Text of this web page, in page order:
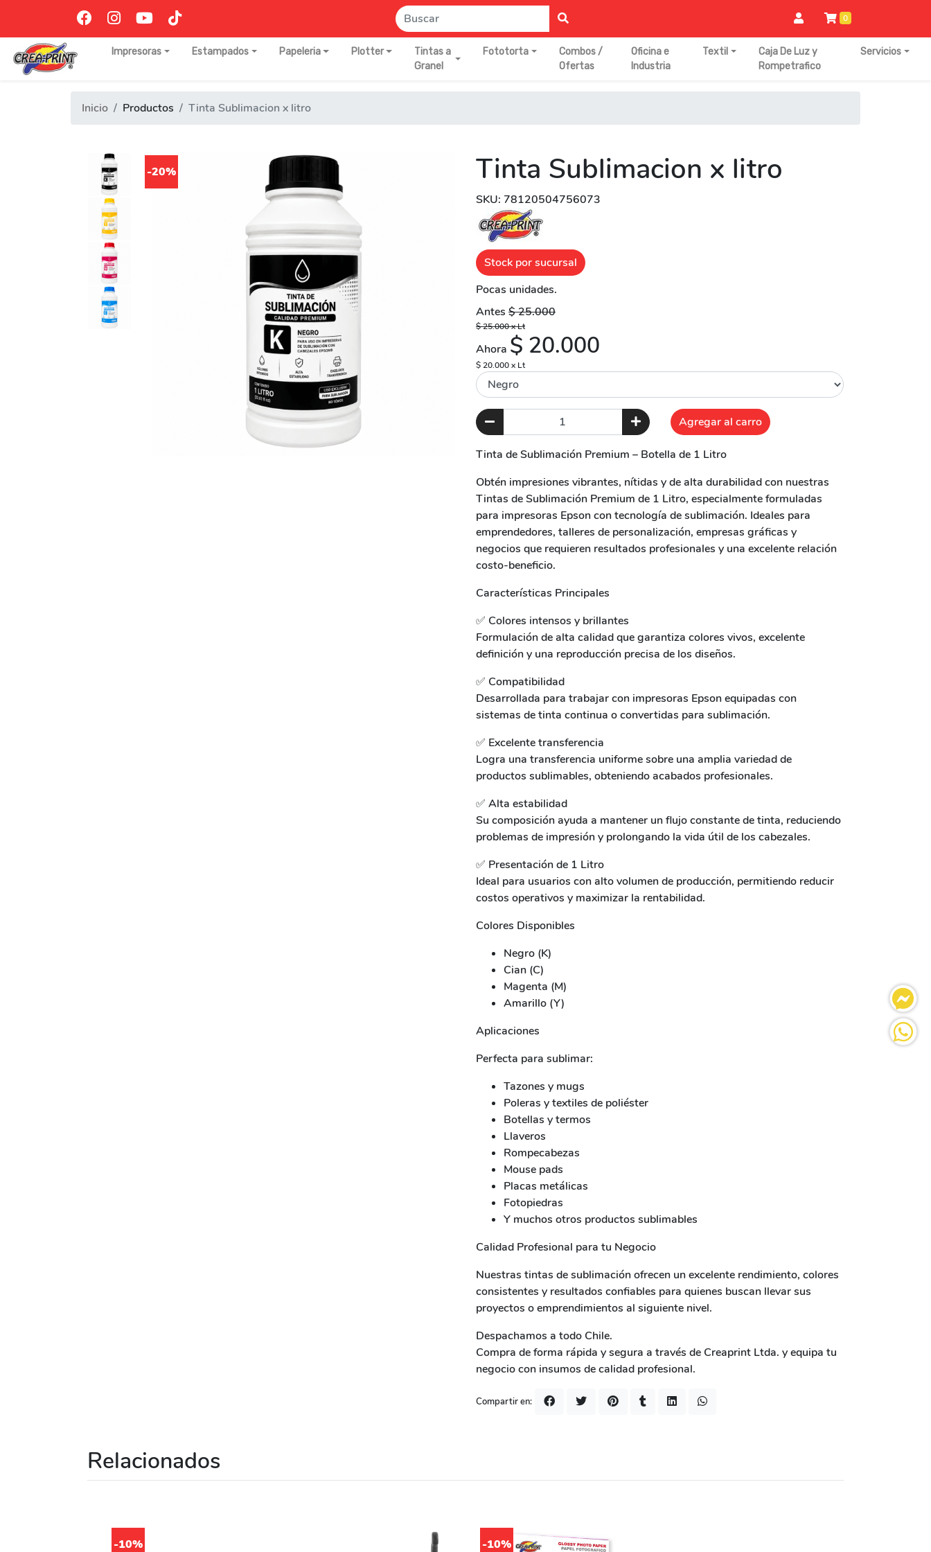
0
Impresoras Estampados Papeleria Plotter
Tintas a
Granel
Fototorta
Combos /
Ofertas
Oficina e
Industria
Textil
Caja De Luz y
Rompetrafico
Servicios
Inicio Productos Tinta Sublimacion x litro
-20% Tinta Sublimacion x litro
SKU: 78120504756073
Stock por sucursal
Pocas unidades.
Antes $ 25.000
$ 25.000 x Lt
Ahora $ 20.000
$ 20.000 x Lt
Agregar al carro
Tinta de Sublimación Premium – Botella de 1 Litro
Obtén impresiones vibrantes, nítidas y de alta durabilidad con nuestras
Tintas de Sublimación Premium de 1 Litro, especialmente formuladas
para impresoras Epson con tecnología de sublimación. Ideales para
emprendedores, talleres de personalización, empresas gráficas y
negocios que requieren resultados profesionales y una excelente relación
costo-beneficio.
Características Principales
✅ Colores intensos y brillantes
Formulación de alta calidad que garantiza colores vivos, excelente
definición y una reproducción precisa de los diseños.
✅ Compatibilidad
Desarrollada para trabajar con impresoras Epson equipadas con
sistemas de tinta continua o convertidas para sublimación.
✅ Excelente transferencia
Logra una transferencia uniforme sobre una amplia variedad de
productos sublimables, obteniendo acabados profesionales.
✅ Alta estabilidad
Su composición ayuda a mantener un flujo constante de tinta, reduciendo
problemas de impresión y prolongando la vida útil de los cabezales.
✅ Presentación de 1 Litro
Ideal para usuarios con alto volumen de producción, permitiendo reducir
costos operativos y maximizar la rentabilidad.
Colores Disponibles
Negro (K)
Cian (C)
Magenta (M)
Amarillo (Y)
Aplicaciones
Perfecta para sublimar:
Tazones y mugs
Poleras y textiles de poliéster
Botellas y termos
Llaveros
Rompecabezas
Mouse pads
Placas metálicas
Fotopiedras
Y muchos otros productos sublimables
Calidad Profesional para tu Negocio
Nuestras tintas de sublimación ofrecen un excelente rendimiento, colores
consistentes y resultados confiables para quienes buscan llevar sus
proyectos o emprendimientos al siguiente nivel.
Despachamos a todo Chile.
Compra de forma rápida y segura a través de Creaprint Ltda. y equipa tu
negocio con insumos de calidad profesional.
Compartir en:
Relacionados
-10% -10%